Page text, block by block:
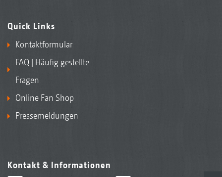
Quick Links
Kontaktformular
FAQ | Häufig gestellte
Fragen
Online Fan Shop
Pressemeldungen
Kontakt & Informationen